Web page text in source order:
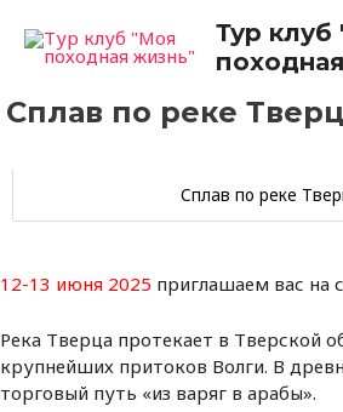
содержимому
Тур
Сплав по реке
Сплав по реке
12-13 июня 2025 приглашаем вас на
Река Тверца протекает в Тверской
крупнейших притоков Волги. В
торговый путь «из варяг в арабы».